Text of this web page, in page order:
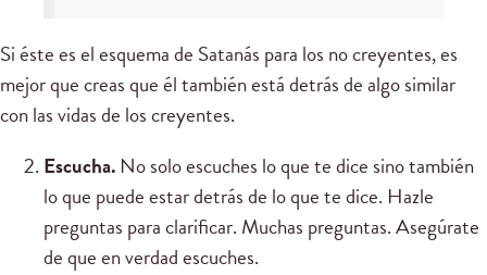
Si éste es el esquema de Satanás para los no creyentes, es
mejor que creas que él también está detrás de algo similar
con las vidas de los creyentes.
Escucha. No solo escuches lo que te dice sino también
lo que puede estar detrás de lo que te dice. Hazle
preguntas para clarificar. Muchas preguntas. Asegúrate
de que en verdad escuches.